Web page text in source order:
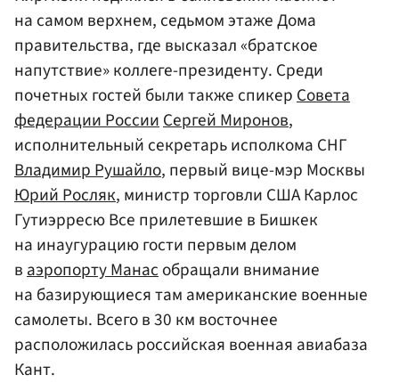
на самом верхнем, седьмом этаже Дома
правительства, где высказал «братское
напутствие» коллеге-президенту. Среди
почетных гостей были также спикер Совета
федерации России Сергей Миронов,
исполнительный секретарь исполкома СНГ
Владимир Рушайло, первый вице-мэр Москвы
Юрий Росляк, министр торговли США Карлос
Гутиэрресю Все прилетевшие в Бишкек
на инаугурацию гости первым делом
в аэропорту Манас обращали внимание
на базирующиеся там американские военные
самолеты. Всего в 30 км восточнее
расположилась российская военная авиабаза
Кант.